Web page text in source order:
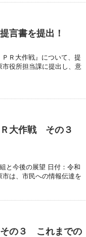
言書を提出！
Ｒ大作戦』について、提
役所担当課に提出し、意
Ｒ大作戦 その３
と今後の展望 日付：令和
は、市民への情報伝達を
の３ これまでの